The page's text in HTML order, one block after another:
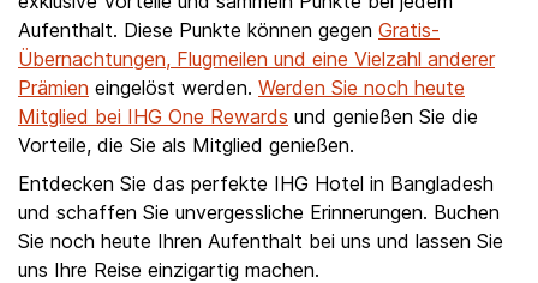
Aufenthalt. Diese Punkte können gegen Gratis-
Übernachtungen, Flugmeilen und eine Vielzahl anderer
Prämien eingelöst werden. Werden Sie noch heute
Mitglied bei IHG One Rewards und genießen Sie die
Vorteile, die Sie als Mitglied genießen.
Entdecken Sie das perfekte IHG Hotel in Bangladesh
und schaffen Sie unvergessliche Erinnerungen. Buchen
Sie noch heute Ihren Aufenthalt bei uns und lassen Sie
uns Ihre Reise einzigartig machen.